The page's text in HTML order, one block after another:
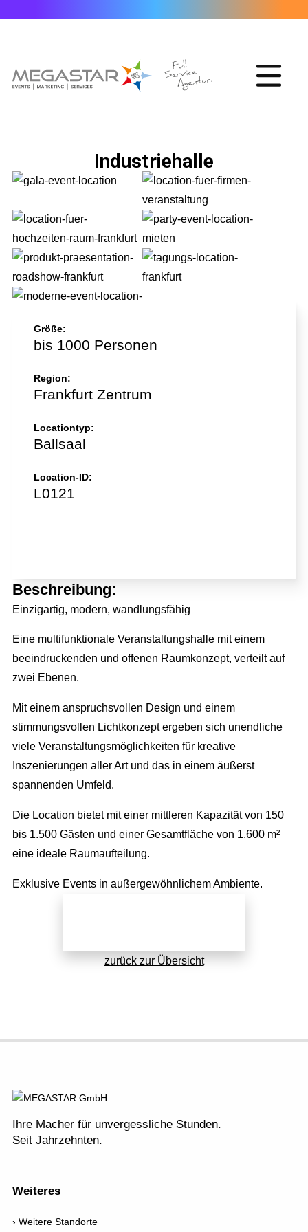
Full Service Agentur
Flexible Eventmanager
Locations
Eventausstattung
Catering
Dekoration
Personal
Roboter
Eventmanagement
Wir planen Ihr Event
Corporate Events
Exhibition Events
Incentives
Public Events
Kinder Events
Familienfeiern
Marketing
Events & Marketing
Promotion
Videoproduktion
LED Outdoor Werbung
Referenzen
Die Agentur
Wir über uns
Unser Team
Kontakt / Anfrage
Newsletter
Industriehalle
Größe:
bis 1000 Personen
Region:
Frankfurt Zentrum
Locationtyp:
Ballsaal
Location-ID:
L0121
Beschreibung:
Einzigartig, modern, wandlungsfähig
Eine multifunktionale Veranstaltungshalle mit einem
beeindruckenden und offenen Raumkonzept, verteilt auf
zwei Ebenen.
Mit einem anspruchsvollen Design und einem
stimmungsvollen Lichtkonzept ergeben sich unendliche
viele Veranstaltungsmöglichkeiten für kreative
Inszenierungen aller Art und das in einem äußerst
spannenden Umfeld.
Die Location bietet mit einer mittleren Kapazität von 150
bis 1.500 Gästen und einer Gesamtfläche von 1.600 m²
eine ideale Raumaufteilung.
Exklusive Events in außergewöhnlichem Ambiente.
zurück zur Übersicht
Ihre Macher für unvergessliche Stunden.
Seit Jahrzehnten.
Weiteres
Weitere Standorte